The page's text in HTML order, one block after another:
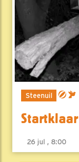
Steenuil
Startklaar
26 jul , 8:00